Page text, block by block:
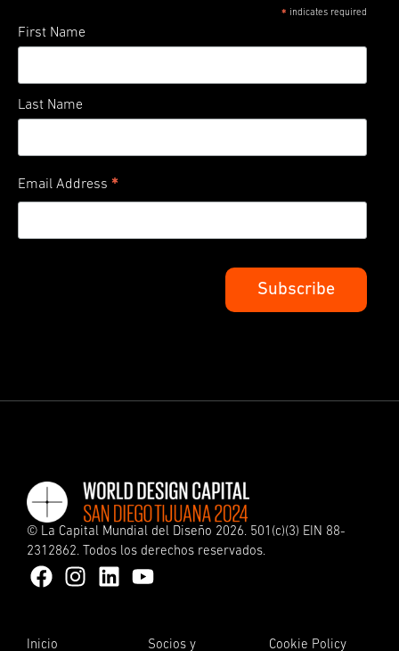
* indicates required
First Name
Last Name
Email Address *
© La Capital Mundial del Diseño 2026. 501(c)(3) EIN 88-
2312862. Todos los derechos reservados.
Inicio Socios y Cookie Policy